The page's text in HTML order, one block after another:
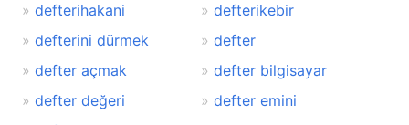
defterihakani
defterikebir
defterini dürmek
defter
defter açmak
defter bilgisayar
defter değeri
defter emini